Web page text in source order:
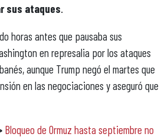
sus ataques.
horas antes que pausaba sus
en represalia por los ataques
aunque Trump negó el martes que
en las negociaciones y aseguró que
Bloqueo de Ormuz hasta septiembre no